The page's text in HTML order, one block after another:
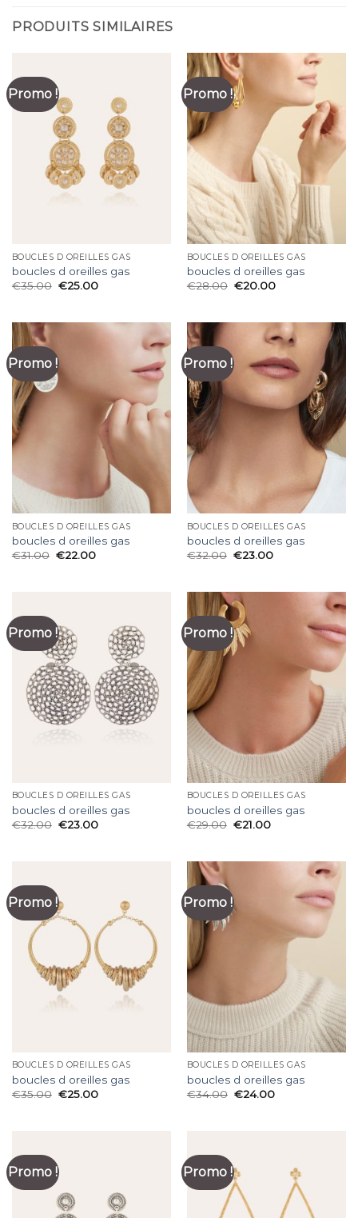
PRODUITS SIMILAIRES
Promo !
BOUCLES D OREILLES GAS
boucles d oreilles gas
€35.00 €25.00
Promo !
BOUCLES D OREILLES GAS
boucles d oreilles gas
€28.00 €20.00
Promo !
BOUCLES D OREILLES GAS
boucles d oreilles gas
€31.00 €22.00
Promo !
BOUCLES D OREILLES GAS
boucles d oreilles gas
€32.00 €23.00
Promo !
BOUCLES D OREILLES GAS
boucles d oreilles gas
€32.00 €23.00
Promo !
BOUCLES D OREILLES GAS
boucles d oreilles gas
€29.00 €21.00
Promo !
BOUCLES D OREILLES GAS
boucles d oreilles gas
€35.00 €25.00
Promo !
BOUCLES D OREILLES GAS
boucles d oreilles gas
€34.00 €24.00
Promo ! Promo !